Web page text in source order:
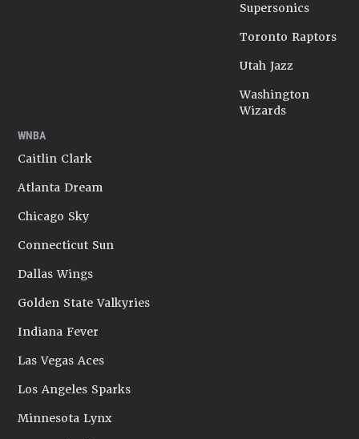
Supersonics
Toronto Raptors
Utah Jazz
Washington
Wizards
WNBA
Caitlin Clark
Atlanta Dream
Chicago Sky
Connecticut Sun
Dallas Wings
Golden State Valkyries
Indiana Fever
Las Vegas Aces
Los Angeles Sparks
Minnesota Lynx